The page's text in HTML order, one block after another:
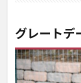
種？
2
世
界
一
グレートデ